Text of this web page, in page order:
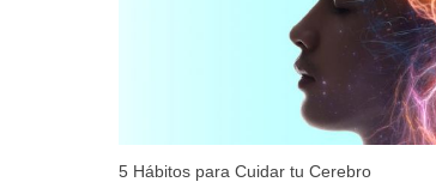
5 Hábitos para Cuidar tu Cerebro